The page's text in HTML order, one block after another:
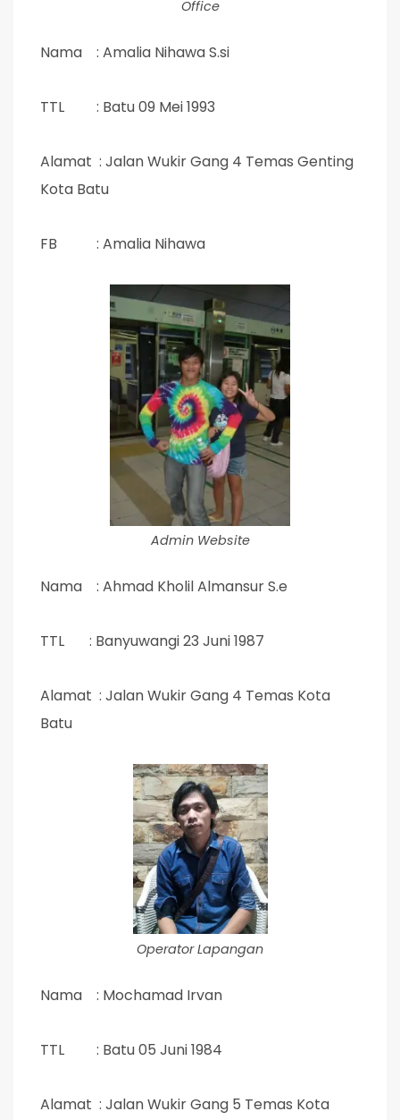
Office
Nama : Amalia Nihawa S.si
TTL : Batu 09 Mei 1993
Alamat : Jalan Wukir Gang 4 Temas Genting
Kota Batu
FB : Amalia Nihawa
Admin Website
Nama : Ahmad Kholil Almansur S.e
TTL : Banyuwangi 23 Juni 1987
Alamat : Jalan Wukir Gang 4 Temas Kota
Batu
Operator Lapangan
Nama : Mochamad Irvan
TTL : Batu 05 Juni 1984
Alamat : Jalan Wukir Gang 5 Temas Kota